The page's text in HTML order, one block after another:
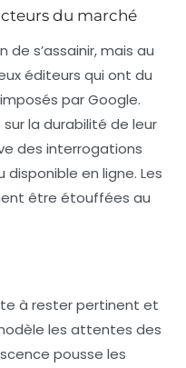
du marché
de s’assainir, mais au
éditeurs qui ont du
par Google.
la durabilité de leur
des interrogations
en ligne. Les
être étouffées au
à rester pertinent et
les attentes des
pousse les